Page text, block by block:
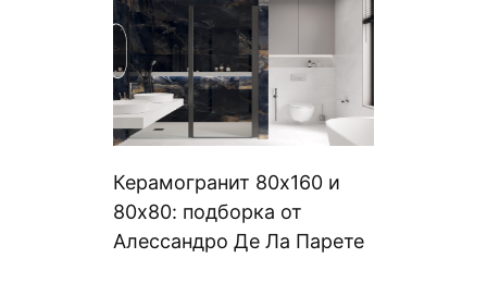
Керамогранит 80х160 и
80х80: подборка от
Алессандро Де Ла Парете